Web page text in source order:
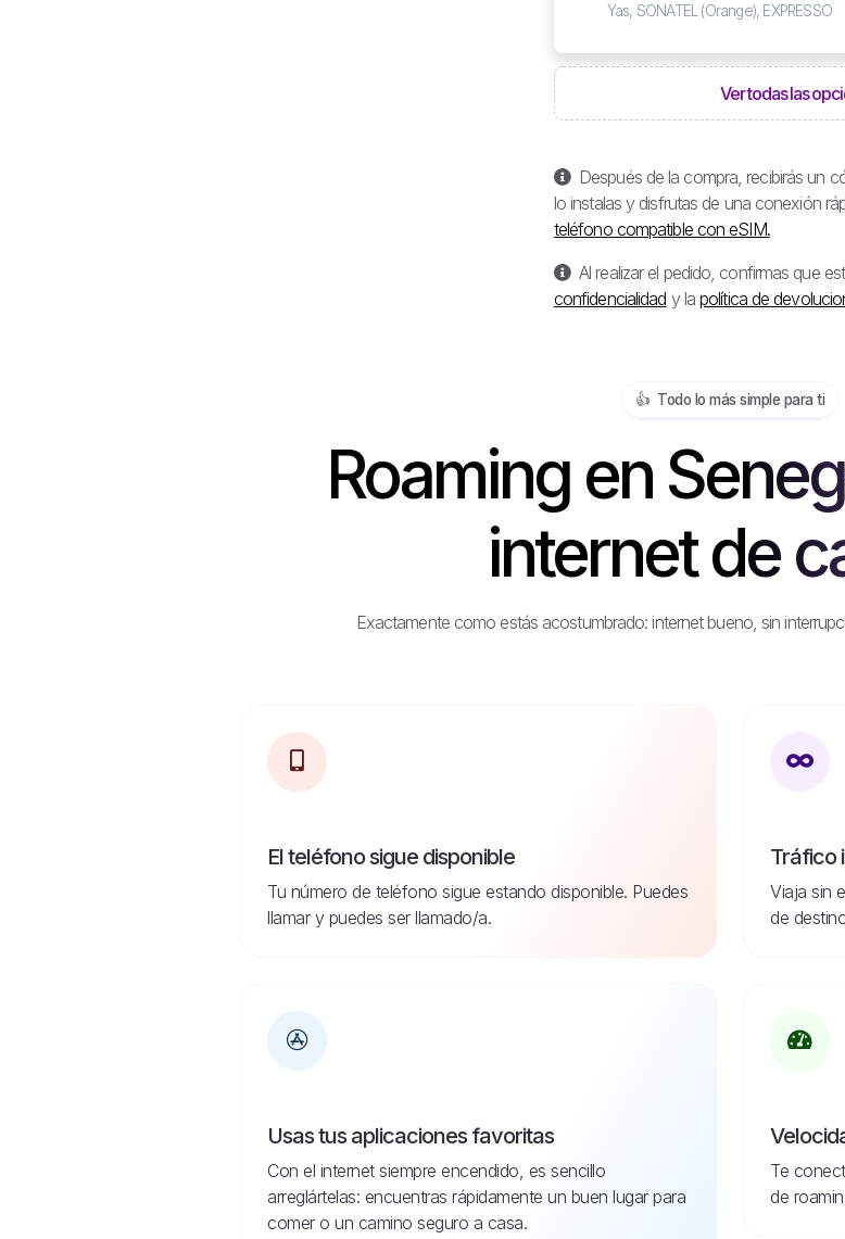
Yas, SONATEL (Orange), EXPRESSO
Ver todas las
Después de la compra, recibirás un
lo instalas y disfrutas de una conexión
teléfono compatible con eSIM.
Al realizar el pedido, confirmas que
confidencialidad y lapolítica de
👍️ Todo lo más simple para ti
Roaming en
internet de
Exactamente como estás acostumbrado: internet bueno, sin
El teléfono sigue disponible
Tu número de teléfono sigue estando disponible. Puedes
llamar y puedes ser llamado/a.
Tráfico
Viaja sin
de
Usas tus aplicaciones favoritas
Con el internet siempre encendido, es sencillo
arreglártelas: encuentras rápidamente un buen lugar para
comer o un camino seguro a casa.
Te
de